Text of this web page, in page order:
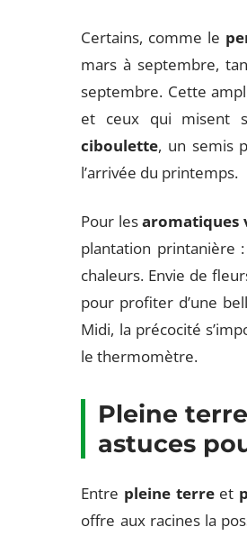
Certains, comme le
mars à septembre,
septembre. Cette
et ceux qui misent
ciboulette, un semis
l’arrivée du printemps.
Pour lesaromatiques
plantation printanière
chaleurs. Envie de
pour profiter d’une
Midi, la précocité
le thermomètre.
Pleine
astuces
Entre pleine terreet
offre aux racines la